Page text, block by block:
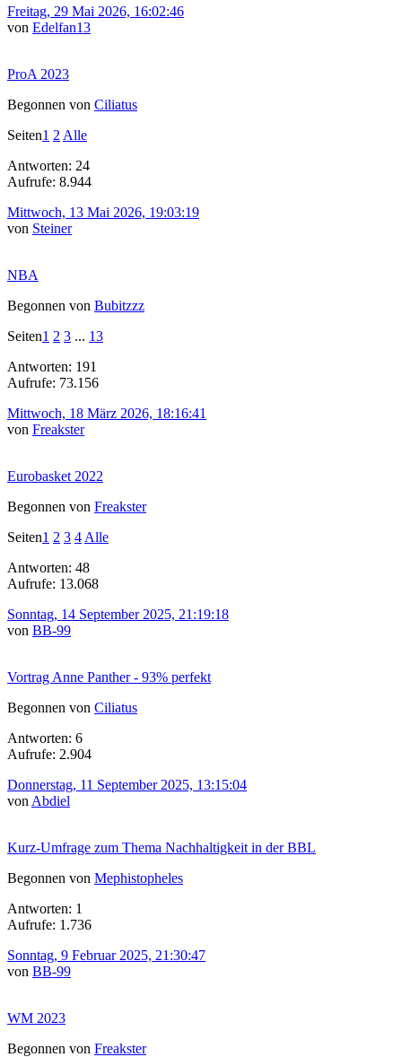
Freitag, 29 Mai 2026, 16:02:46
von Edelfan13
ProA 2023
Begonnen von Ciliatus
Seiten1 2 Alle
Antworten: 24
Aufrufe: 8.944
Mittwoch, 13 Mai 2026, 19:03:19
von Steiner
NBA
Begonnen von Bubitzzz
Seiten1 2 3 ... 13
Antworten: 191
Aufrufe: 73.156
Mittwoch, 18 März 2026, 18:16:41
von Freakster
Eurobasket 2022
Begonnen von Freakster
Seiten1 2 3 4 Alle
Antworten: 48
Aufrufe: 13.068
Sonntag, 14 September 2025, 21:19:18
von BB-99
Vortrag Anne Panther - 93% perfekt
Begonnen von Ciliatus
Antworten: 6
Aufrufe: 2.904
Donnerstag, 11 September 2025, 13:15:04
von Abdiel
Kurz-Umfrage zum Thema Nachhaltigkeit in der BBL
Begonnen von Mephistopheles
Antworten: 1
Aufrufe: 1.736
Sonntag, 9 Februar 2025, 21:30:47
von BB-99
WM 2023
Begonnen von Freakster